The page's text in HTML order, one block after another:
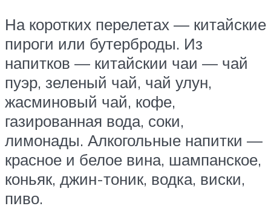
На коротких перелетах — китайские
пироги или бутерброды. Из
напитков — китайскии чаи — чай
пуэр, зеленый чай, чай улун,
жасминовый чай, кофе,
газированная вода, соки,
лимонады. Алкогольные напитки —
красное и белое вина, шампанское,
коньяк, джин-тоник, водка, виски,
пиво.